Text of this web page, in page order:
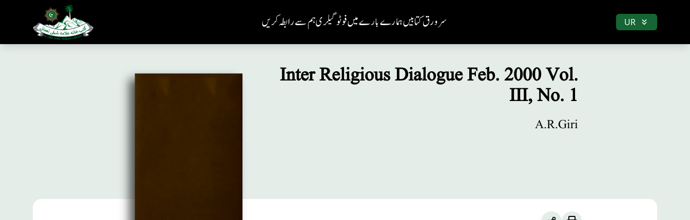
ہم سے رابطہ کریںفوٹو گیلریہمارے بارے میںکتابیںسر ورق UR
Inter Religious Dialogue Feb. 2000 Vol.
III, No. 1
A.R.Giri